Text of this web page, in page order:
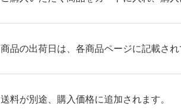
商品の出荷日は、各商品ページに記載され
送料が別途、購入価格に追加されます。